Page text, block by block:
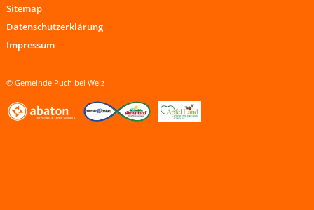
Sitemap
Datenschutzerklärung
Impressum
© Gemeinde Puch bei Weiz